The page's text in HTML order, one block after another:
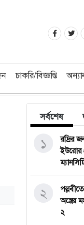
চাকরি/বিজ্ঞপ্তি
সর্বশেষ
রদ্রির
ইউরোর
১
অস্ত্রের
২
২